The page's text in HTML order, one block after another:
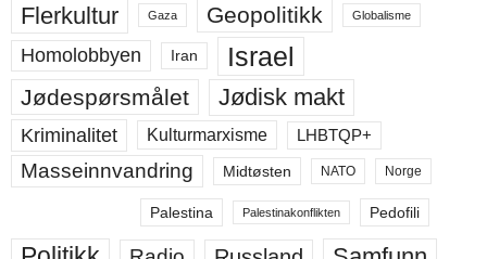
Flerkultur Gaza Geopolitikk Globalisme
Homolobbyen Iran Israel
Jødespørsmålet Jødisk makt
Kriminalitet Kulturmarxisme LHBTQP+
Masseinnvandring Midtøsten NATO Norge
Palestina Palestinakonflikten Pedofili